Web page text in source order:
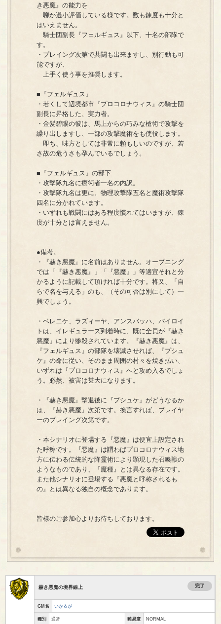
き悪魔』の能力を
聊か過小評価している様です。数も錬度も十分と
はいえません。
騎士団副長『フェルギュス』以下、十名の部隊で
す。
・プレイング次第で共闘も出来ますし、別行動も可
能ですが、
上手く使う事を推奨します。
■『フェルギュス』
・若くして辺境都市『プロコロナウィス』の騎士団
副長に昇格した、実力者。
・金髪碧眼の彼は、馬上からの巧みな槍術で攻撃を
繰り出しますし、一部の攻撃魔術をも使役します。
即ち、味方としては非常に頼もしいのですが、若
さ故の危うさも孕んでいるでしょう。
■『フェルギュス』の部下
・攻撃隊九名に療術者一名の内訳。
・攻撃隊九名は更に、物理攻撃隊五名と魔術攻撃隊
四名に分かれています。
・いずれも戦闘にはある程度慣れてはいますが、錬
度が十分とは言えません。
●備考。
・『赫き悪魔』に名前はありません。オープニング
では「『赫き悪魔』」「『悪魔』」等適宜それと分
かるように記載して頂ければ十分です。将又、「自
らで名を与える」のも、（その可否は別にして）一
興でしょう。
・ベレニケ、ラズィーヤ、アンスバッハ、バイロイ
トは、イレギュラーズ到着時に、既に全員が『赫き
悪魔』により惨殺されています。『赫き悪魔』は、
『フェルギュス』の部隊を壊滅させれば、『プシュ
ケ』の命に従い、そのまま周囲の村々を焼き払い、
いずれは『プロコロナウィス』へと攻め入るでしょ
う。必然、被害は甚大になります。
・『赫き悪魔』撃退後に『プシュケ』がどうなるか
は、『赫き悪魔』次第です。換言すれば、プレイヤ
ーのプレイング次第です。
・本シナリオに登場する『悪魔』は便宜上設定され
た呼称です。『悪魔』は謂わばプロコロナウィス地
方に伝わる伝統的な降霊術により顕現した召喚獣の
ようなものであり、『魔種』とは異なる存在です。
また他シナリオに登場する『悪魔と呼称されるも
の』とは異なる独自の概念であります。
皆様のご参加心よりお待ちしております。
赫き悪魔の境界線上 完了
GM名 いかるが
種別 通常 難易度 NORMAL